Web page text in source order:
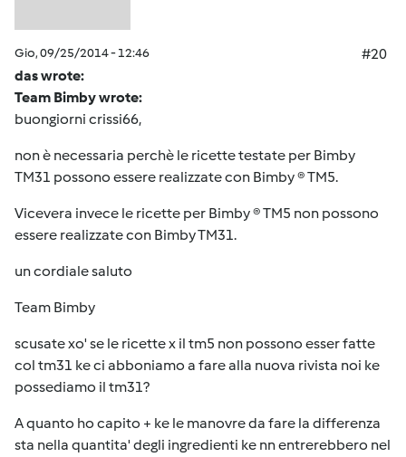
Gio, 09/25/2014 - 12:46
#20
das wrote:
Team Bimby wrote:
buongiorni crissi66,
non è necessaria perchè le ricette testate per Bimby
TM31 possono essere realizzate con Bimby ® TM5.
Vicevera invece le ricette per Bimby ® TM5 non possono
essere realizzate con Bimby TM31.
un cordiale saluto
Team Bimby
scusate xo' se le ricette x il tm5 non possono esser fatte
col tm31 ke ci abboniamo a fare alla nuova rivista noi ke
possediamo il tm31?
A quanto ho capito + ke le manovre da fare la differenza
sta nella quantita' degli ingredienti ke nn entrerebbero nel